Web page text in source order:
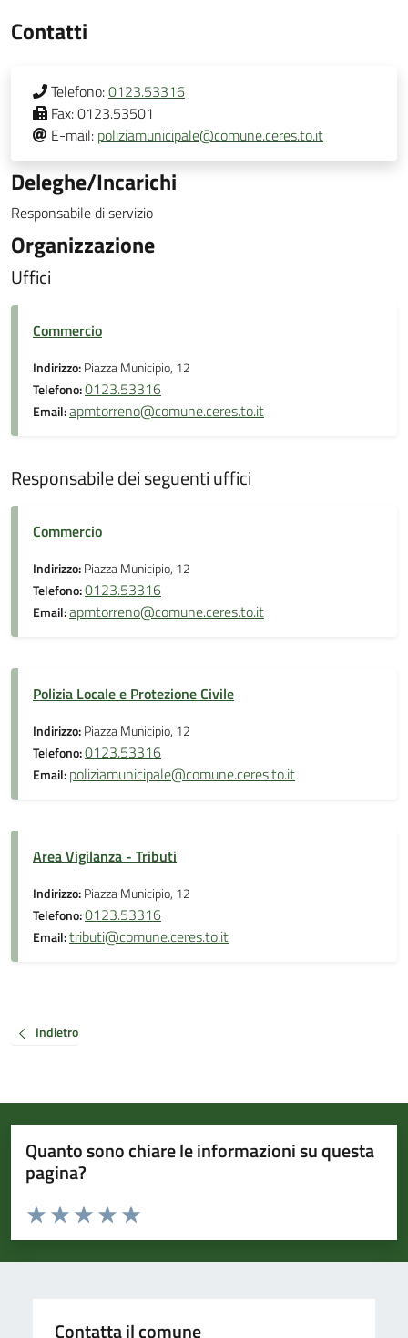
Contatti
Telefono:0123.53316
Fax:0123.53501
E-mail: poliziamunicipale@comune.ceres.to.it
Deleghe/Incarichi
Responsabile di servizio
Organizzazione
Uffici
Commercio
Indirizzo:Piazza Municipio, 12
Telefono:0123.53316
Email:apmtorreno@comune.ceres.to.it
Responsabile dei seguenti uffici
Commercio
Indirizzo:Piazza Municipio, 12
Telefono:0123.53316
Email:apmtorreno@comune.ceres.to.it
Polizia Locale e Protezione Civile
Indirizzo:Piazza Municipio, 12
Telefono:0123.53316
Email:poliziamunicipale@comune.ceres.to.it
Area Vigilanza - Tributi
Indirizzo:Piazza Municipio, 12
Telefono:0123.53316
Email:tributi@comune.ceres.to.it
Indietro
Quanto sono chiare le informazioni su questa
pagina?
Valuta da 1 a 5 stelle la pagina
Valuta 5 stelle su 5
Valuta 4 stelle su 5
Valuta 3 stelle su 5
Valuta 2 stelle su 5
Valuta 1 stelle su 5
Contatta il comune